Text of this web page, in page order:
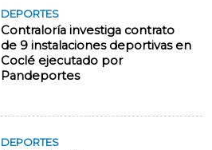
DEPORTES
Contraloría investiga contrato
de 9 instalaciones deportivas en
Coclé ejecutado por
Pandeportes
DEPORTES